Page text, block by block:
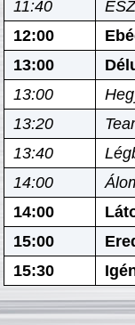
11:40
12:00
13:00
13:00
13:20
13:40
14:00
14:00
15:00
15:30